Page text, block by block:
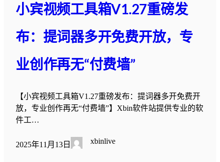
小宾视频工具箱V1.27重磅发
布：提词器多开免费开放，专
业创作再无“付费墙”
【小宾视频工具箱V1.27重磅发布：提词器多开免费开
放，专业创作再无“付费墙”】Xbin软件站提供专业的软
件工…
2025年11月13日 xbinlive